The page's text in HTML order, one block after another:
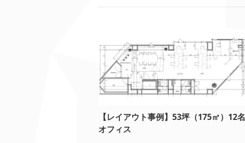
【レイアウト事例】53坪（175㎡）12名
オフィス